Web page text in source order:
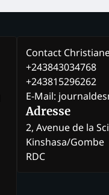
Contact
+243843034768
+243815296262
E-Mail:
Adresse
2, Avenue de la
Kinshasa/Gombe
RDC